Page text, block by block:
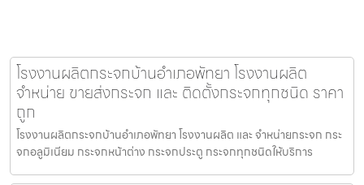
โรงงานผลิตกระจกบ้านอำเภอพัทยา โรงงานผลิต
จำหน่าย ขายส่งกระจก และ ติดตั้งกระจกทุกชนิด ราคา
ถูก
โรงงานผลิตกระจกบ้านอำเภอพัทยา โรงงานผลิต และ จำหน่ายกระจก กระ
จกอลูมิเนียม กระจกหน้าต่าง กระจกประตู กระจกทุกชนิดให้บริการ